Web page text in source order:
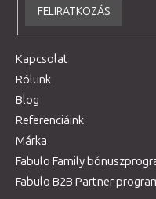
FELIRATKOZÁS
Kapcsolat
Rólunk
Blog
Referenciáink
Márka
Fabulo Family
Fabulo B2B Partner